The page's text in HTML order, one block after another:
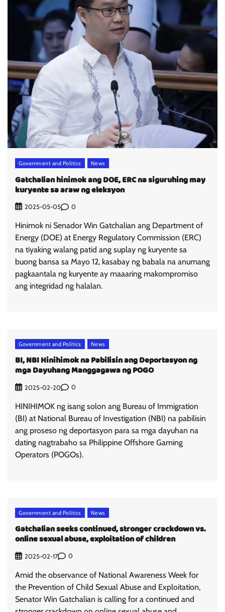
Government and Politics News
Gatchalian hinimok ang DOE, ERC na siguruhing may
kuryente sa araw ng eleksyon
2025-05-05 0
Hinimok ni Senador Win Gatchalian ang Department of
Energy (DOE) at Energy Regulatory Commission (ERC)
na tiyaking walang patid ang suplay ng kuryente sa
buong bansa sa Mayo 12, kasabay ng babala na anumang
pagkaantala ng kuryente ay maaaring makompromiso
ang integridad ng halalan.
Government and Politics News
BI, NBI Hinihimok na Pabilisin ang Deportasyon ng
mga Dayuhang Manggagawa ng POGO
2025-02-20 0
HINIHIMOK ng isang solon ang Bureau of Immigration
(BI) at National Bureau of Investigation (NBI) na pabilisin
ang proseso ng deportasyon para sa mga dayuhan na
dating nagtrabaho sa Philippine Offshore Gaming
Operators (POGOs).
Government and Politics News
Gatchalian seeks continued, stronger crackdown vs.
online sexual abuse, exploitation of children
2025-02-17 0
Amid the observance of National Awareness Week for
the Prevention of Child Sexual Abuse and Exploitation,
Senator Win Gatchalian is calling for a continued and